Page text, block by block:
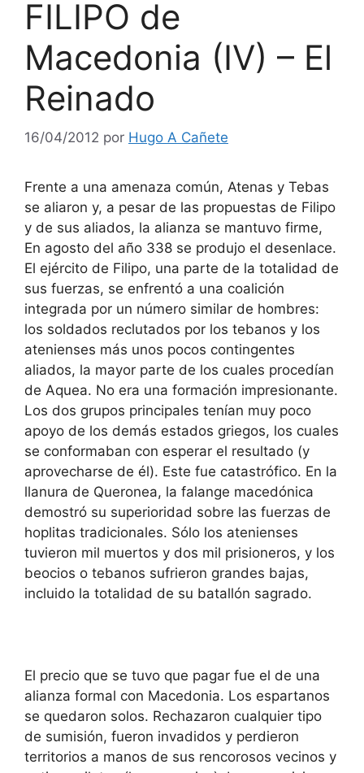
FILIPO de
Macedonia (IV) – El
Reinado
16/04/2012 por Hugo A Cañete
Frente a una amenaza común, Atenas y Tebas
se aliaron y, a pesar de las propuestas de Filipo
y de sus aliados, la alianza se mantuvo firme,
En agosto del año 338 se produjo el desenlace.
El ejército de Filipo, una parte de la totalidad de
sus fuerzas, se enfrentó a una coalición
integrada por un número similar de hombres:
los soldados reclutados por los tebanos y los
atenienses más unos pocos contingentes
aliados, la mayor parte de los cuales procedían
de Aquea. No era una formación impresionante.
Los dos grupos principales tenían muy poco
apoyo de los demás estados griegos, los cuales
se conformaban con esperar el resultado (y
aprovecharse de él). Este fue catastrófico. En la
llanura de Queronea, la falange macedónica
demostró su superioridad sobre las fuerzas de
hoplitas tradicionales. Sólo los atenienses
tuvieron mil muertos y dos mil prisioneros, y los
beocios o tebanos sufrieron grandes bajas,
incluido la totalidad de su batallón sagrado.
El precio que se tuvo que pagar fue el de una
alianza formal con Macedonia. Los espartanos
se quedaron solos. Rechazaron cualquier tipo
de sumisión, fueron invadidos y perdieron
territorios a manos de sus rencorosos vecinos y